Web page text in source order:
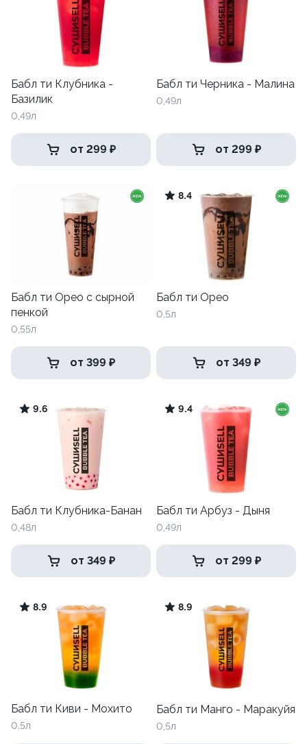
Бабл ти Клубника -
Базилик
0,49л
от 299 ₽
Бабл ти Черника - Малина
0,49л
от 299 ₽
Бабл ти Орео с сырной
пенкой
0,55л
от 399 ₽
8.4
Бабл ти Орео
0,5л
от 349 ₽
9.6
Бабл ти Клубника-Банан
0,48л
от 349 ₽
9.4
Бабл ти Арбуз - Дыня
0,49л
от 299 ₽
8.9
Бабл ти Киви - Мохито
0,5л
8.9
Бабл ти Манго - Маракуйя
0,5л